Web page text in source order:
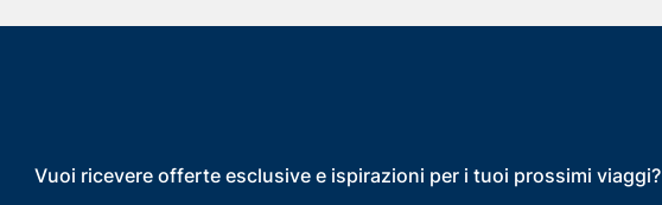
Vuoi ricevere offerte esclusive e ispirazioni per i tuoi prossimi viaggi?